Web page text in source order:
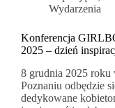
Wydarzenia
Konferencja
2025 – dzień
8 grudnia 2025
Poznaniu odbędzie
dedykowane